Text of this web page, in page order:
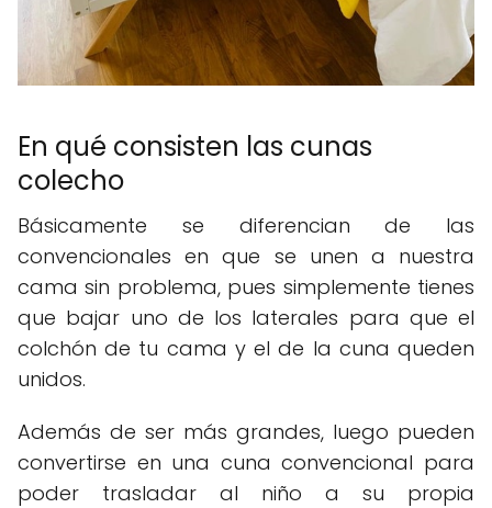
En qué consisten las cunas
colecho
Básicamente se diferencian de las
convencionales en que se unen a nuestra
cama sin problema, pues simplemente tienes
que bajar uno de los laterales para que el
colchón de tu cama y el de la cuna queden
unidos.
Además de ser más grandes, luego pueden
convertirse en una cuna convencional para
poder trasladar al niño a su propia